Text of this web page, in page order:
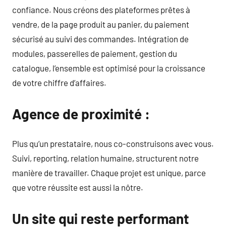
confiance. Nous créons des plateformes prêtes à
vendre, de la page produit au panier, du paiement
sécurisé au suivi des commandes. Intégration de
modules, passerelles de paiement, gestion du
catalogue, l’ensemble est optimisé pour la croissance
de votre chiffre d’affaires.
Agence de proximité :
Plus qu’un prestataire, nous co-construisons avec vous.
Suivi, reporting, relation humaine, structurent notre
manière de travailler. Chaque projet est unique, parce
que votre réussite est aussi la nôtre.
Un site qui reste performant